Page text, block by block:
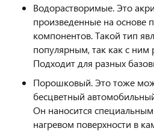
Водорастворимые. Это
произведенные на основе
компонентов. Такой тип
популярным, так как с ним
Подходит для разных
Порошковый. Это тоже
бесцветный
Он наносится
нагревом поверхности в